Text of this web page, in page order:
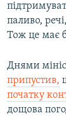
паливо,
Тож це має
Днями
припустив,
початку
дощова